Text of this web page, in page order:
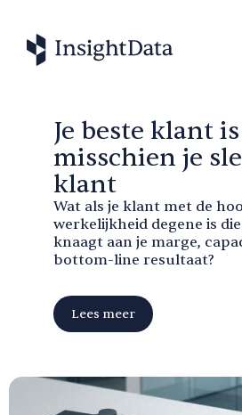
Je beste klant is
misschien je
klant
Wat als je klant met de
werkelijkheid degene is
knaagt aan je marge,
bottom-line resultaat?
Lees meer